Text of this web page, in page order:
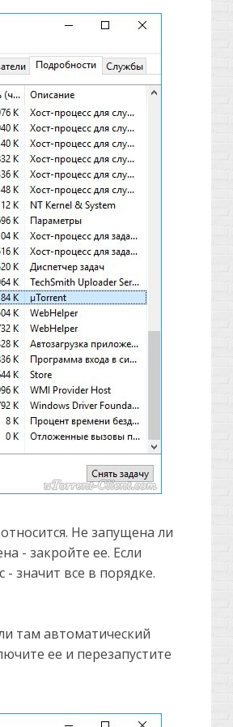
Не запущена ли
- закройте ее. Если
значит все в порядке.
там автоматический
ее и перезапустите